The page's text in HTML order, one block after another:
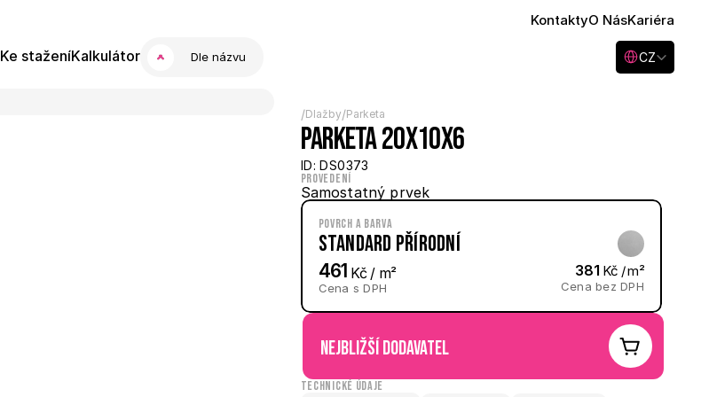
KontaktyO NásKariéra
Ke staženíKalkulátor Dle názvu
Select Language
CZ
/Dlažby/Parketa
Parketa 20x10x6
ID: DS0373
Provedení
Samostatný prvek
Povrch a barva
Standard Přírodní
461 Kč / m²
Cena s DPH
381 Kč / m²
Cena bez DPH
nejbližší dodavatel
Technické údaje